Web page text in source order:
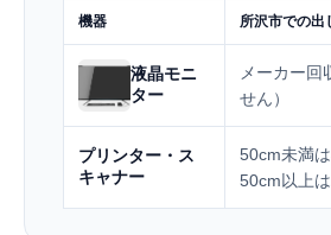
機器 所沢市での出
液晶モニ
ター
メーカー回
せん）
プリンター・ス
キャナー
50cm未満
50cm以上